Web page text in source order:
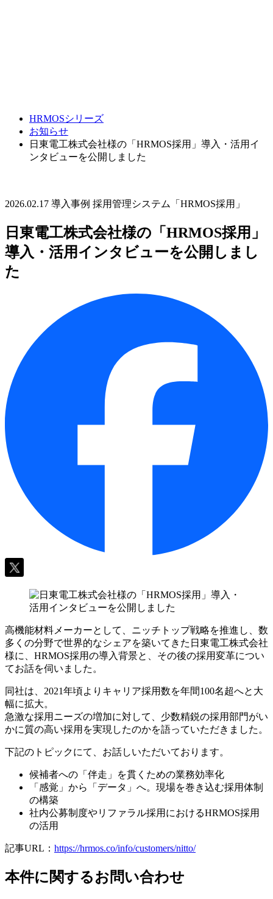
HRMOSシリーズ
お知らせ
日東電工株式会社様の「HRMOS採用」導入・活用イ
ンタビューを公開しました
2026.02.17 導入事例 採用管理システム「HRMOS採用」
日東電工株式会社様の「HRMOS採用」
導入・活用インタビューを公開しまし
た
高機能材料メーカーとして、ニッチトップ戦略を推進し、数
多くの分野で世界的なシェアを築いてきた日東電工株式会社
様に、HRMOS採用の導入背景と、その後の採用変革につい
てお話を伺いました。
同社は、2021年頃よりキャリア採用数を年間100名超へと大
幅に拡大。
急激な採用ニーズの増加に対して、少数精鋭の採用部門がい
かに質の高い採用を実現したのかを語っていただきました。
下記のトピックにて、お話しいただいております。
候補者への「伴走」を貫くための業務効率化
「感覚」から「データ」へ。現場を巻き込む採用体制
の構築
社内公募制度やリファラル採用におけるHRMOS採用
の活用
記事URL： https://hrmos.co/info/customers/nitto/
本件に関するお問い合わせ